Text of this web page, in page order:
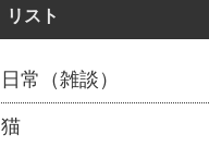
リスト
日常（雑談）
猫